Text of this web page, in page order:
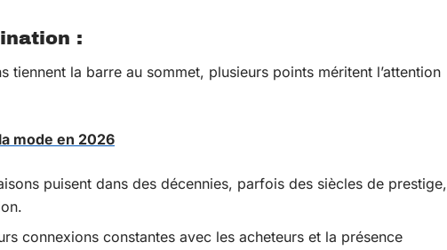
:
tiennent la barre au sommet, plusieurs points méritent l’attention
mode en 2026
puisent dans des décennies, parfois des siècles de prestige,
connexions constantes avec les acheteurs et la présence